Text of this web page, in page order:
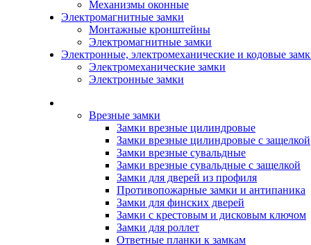
Механизмы оконные
Электромагнитные замки
Монтажные кронштейны
Электромагнитные замки
Электронные, электромеханические и кодовые
Электромеханические замки
Электронные замки
Врезные замки
Замки врезные цилиндровые
Замки врезные цилиндровые с защелкой
Замки врезные сувальдные
Замки врезные сувальдные с защелкой
Замки для дверей из профиля
Противопожарные замки и антипаника
Замки для финских дверей
Замки с крестовым и дисковым ключом
Замки для роллет
Ответные планки к замкам